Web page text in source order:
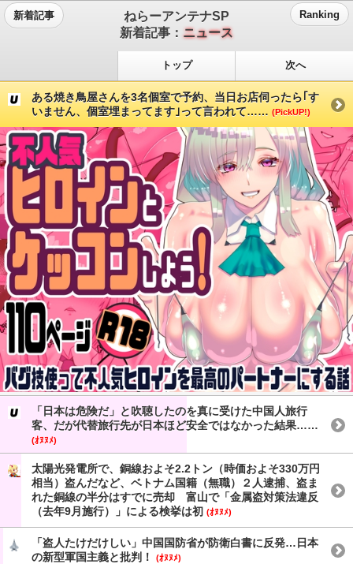
新着記事
ねらーアンテナSP
新着記事： ニュース
Ranking
トップ 次へ
ある焼き鳥屋さんを3名個室で予約、当日お店伺ったら｢す
いません、個室埋まってます｣って言われて…… (PickUP!)
「日本は危険だ」と吹聴したのを真に受けた中国人旅行
客、だが代替旅行先が日本ほど安全ではなかった結果……
(ｵﾇﾇﾒ)
太陽光発電所で、銅線およそ2.2トン（時価およそ330万円
相当）盗んだなど、ベトナム国籍（無職）２人逮捕、盗ま
れた銅線の半分はすでに売却 富山で「金属盗対策法違反
（去年9月施行）」による検挙は初 (ｵﾇﾇﾒ)
「盗人たけだけしい」中国国防省が防衛白書に反発…日本
の新型軍国主義と批判！
(ｵﾇﾇﾒ)